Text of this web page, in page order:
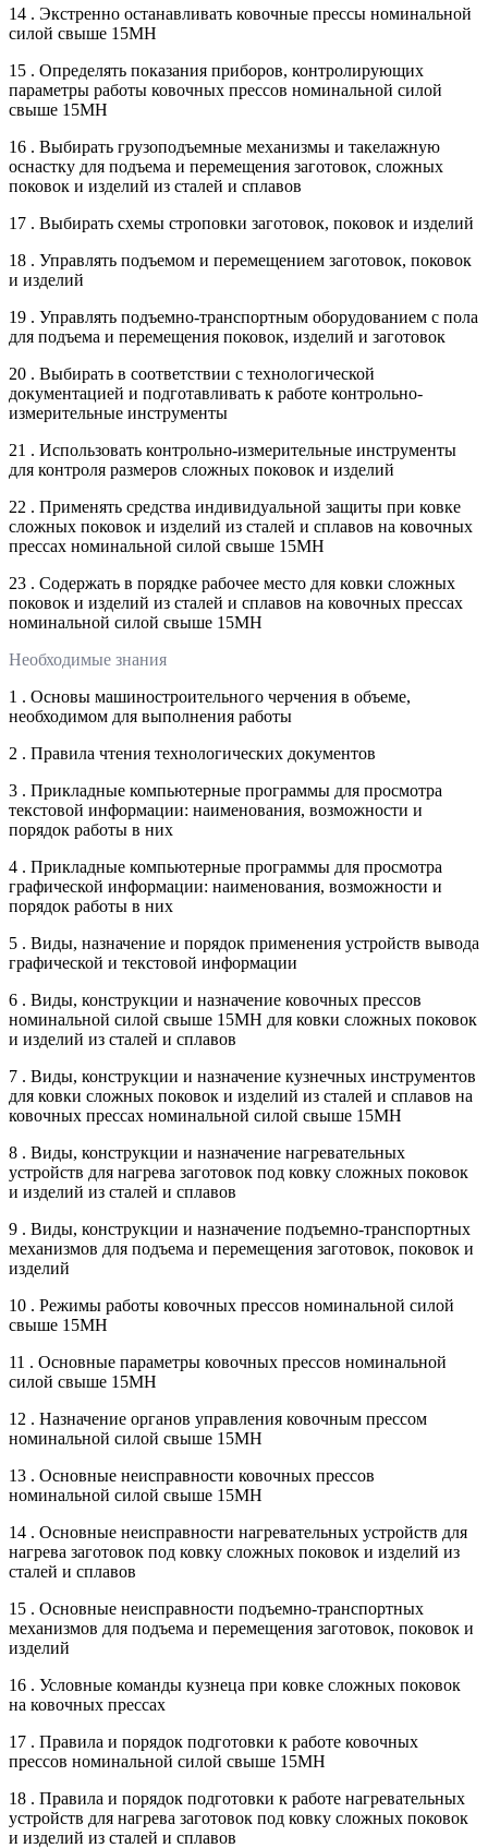
14 . Экстренно останавливать ковочные прессы номинальной
силой свыше 15МН
15 . Определять показания приборов, контролирующих
параметры работы ковочных прессов номинальной силой
свыше 15МН
16 . Выбирать грузоподъемные механизмы и такелажную
оснастку для подъема и перемещения заготовок, сложных
поковок и изделий из сталей и сплавов
17 . Выбирать схемы строповки заготовок, поковок и изделий
18 . Управлять подъемом и перемещением заготовок, поковок
и изделий
19 . Управлять подъемно-транспортным оборудованием с пола
для подъема и перемещения поковок, изделий и заготовок
20 . Выбирать в соответствии с технологической
документацией и подготавливать к работе контрольно-
измерительные инструменты
21 . Использовать контрольно-измерительные инструменты
для контроля размеров сложных поковок и изделий
22 . Применять средства индивидуальной защиты при ковке
сложных поковок и изделий из сталей и сплавов на ковочных
прессах номинальной силой свыше 15МН
23 . Содержать в порядке рабочее место для ковки сложных
поковок и изделий из сталей и сплавов на ковочных прессах
номинальной силой свыше 15МН
Необходимые знания
1 . Основы машиностроительного черчения в объеме,
необходимом для выполнения работы
2 . Правила чтения технологических документов
3 . Прикладные компьютерные программы для просмотра
текстовой информации: наименования, возможности и
порядок работы в них
4 . Прикладные компьютерные программы для просмотра
графической информации: наименования, возможности и
порядок работы в них
5 . Виды, назначение и порядок применения устройств вывода
графической и текстовой информации
6 . Виды, конструкции и назначение ковочных прессов
номинальной силой свыше 15МН для ковки сложных поковок
и изделий из сталей и сплавов
7 . Виды, конструкции и назначение кузнечных инструментов
для ковки сложных поковок и изделий из сталей и сплавов на
ковочных прессах номинальной силой свыше 15МН
8 . Виды, конструкции и назначение нагревательных
устройств для нагрева заготовок под ковку сложных поковок
и изделий из сталей и сплавов
9 . Виды, конструкции и назначение подъемно-транспортных
механизмов для подъема и перемещения заготовок, поковок и
изделий
10 . Режимы работы ковочных прессов номинальной силой
свыше 15МН
11 . Основные параметры ковочных прессов номинальной
силой свыше 15МН
12 . Назначение органов управления ковочным прессом
номинальной силой свыше 15МН
13 . Основные неисправности ковочных прессов
номинальной силой свыше 15МН
14 . Основные неисправности нагревательных устройств для
нагрева заготовок под ковку сложных поковок и изделий из
сталей и сплавов
15 . Основные неисправности подъемно-транспортных
механизмов для подъема и перемещения заготовок, поковок и
изделий
16 . Условные команды кузнеца при ковке сложных поковок
на ковочных прессах
17 . Правила и порядок подготовки к работе ковочных
прессов номинальной силой свыше 15МН
18 . Правила и порядок подготовки к работе нагревательных
устройств для нагрева заготовок под ковку сложных поковок
и изделий из сталей и сплавов